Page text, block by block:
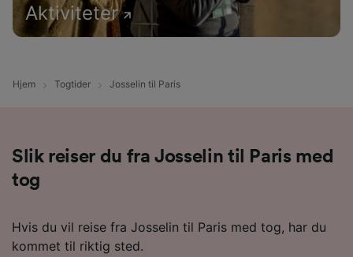
Aktiviteter
Hjem Togtider Josselin til Paris
Slik reiser du fra Josselin til Paris med
tog
Hvis du vil reise fra Josselin til Paris med tog, har du
kommet til riktig sted.